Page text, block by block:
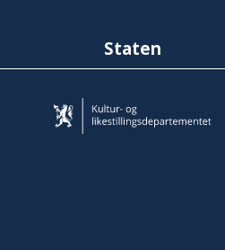
Staten